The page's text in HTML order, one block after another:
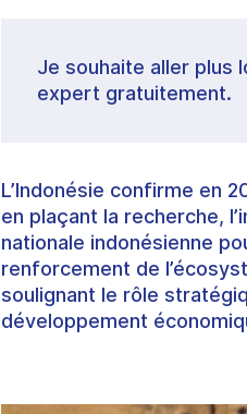
Je souhaite aller plus
expert gratuitement.
L’Indonésie confirme en
en plaçant la recherche,
nationale indonésienne
renforcement de
soulignant le rôle
développement